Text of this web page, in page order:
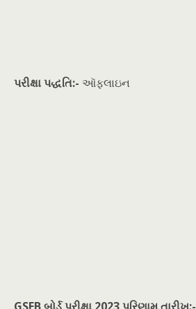
પરીક્ષા પદ્ધતિ:- ઑફલાઇન